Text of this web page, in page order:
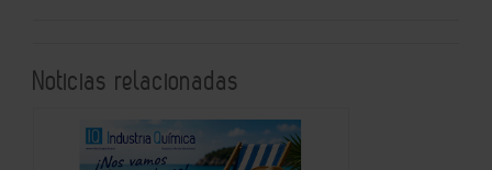
Noticias relacionadas